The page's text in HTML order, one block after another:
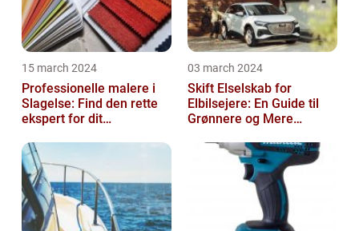
15 march 2024
Professionelle malere i
Slagelse: Find den rette
ekspert for dit
03 march 2024
Skift Elselskab for
Elbilsejere: En Guide til
Grønnere og Mere